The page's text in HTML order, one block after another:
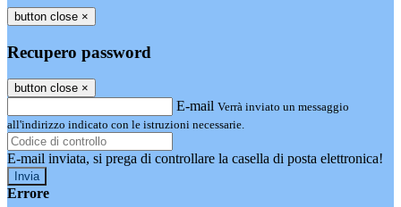
button close ×
Recupero password
button close ×
E-mail Verrà inviato un messaggio
all'indirizzo indicato con le istruzioni necessarie.
E-mail inviata, si prega di controllare la casella di posta elettronica!
Errore